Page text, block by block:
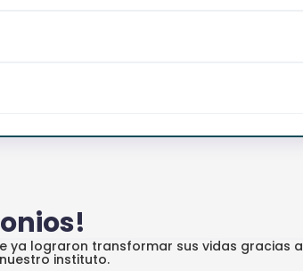
ya lograron transformar sus vidas gracias a
instituto.